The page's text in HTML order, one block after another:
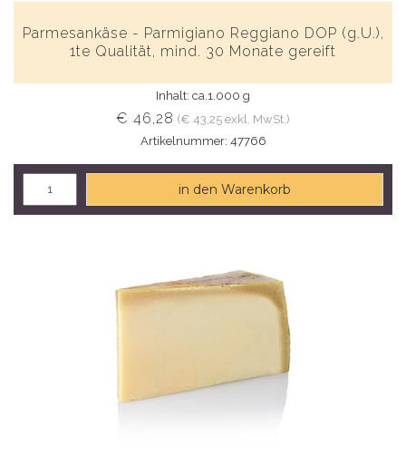
Parmesankäse - Parmigiano Reggiano DOP (g.U.),
1te Qualität, mind. 30 Monate gereift
Inhalt: ca.1.000 g
€ 46,28 (€ 43,25 exkl. MwSt.)
Artikelnummer: 47766
in den Warenkorb